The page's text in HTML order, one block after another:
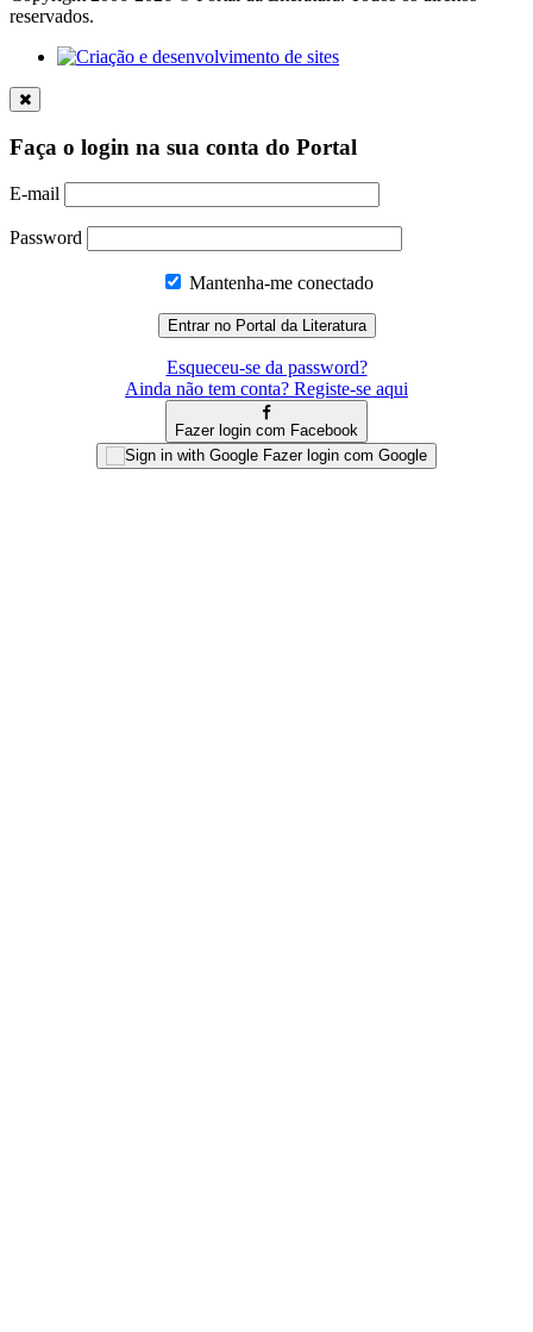
reservados.
Faça o login na sua conta do Portal
E-mail
Password
Mantenha-me conectado
Esqueceu-se da password?
Ainda não tem conta? Registe-se aqui
Fazer login com Facebook
Fazer login com Google